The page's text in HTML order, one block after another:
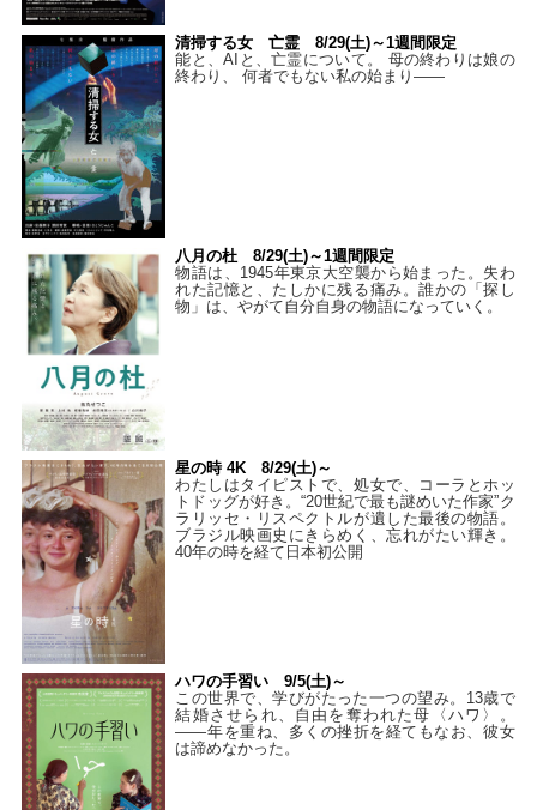
清掃する女 亡霊 8/29(土)～1週間限定
能と、AIと、亡霊について。 母の終わりは娘の
終わり、 何者でもない私の始まり――
八月の杜 8/29(土)～1週間限定
物語は、1945年東京大空襲から始まった。失わ
れた記憶と、たしかに残る痛み。誰かの「探し
物」は、やがて自分自身の物語になっていく。
星の時 4K 8/29(土)～
わたしはタイピストで、処⼥で、コーラとホッ
トドッグが好き。“20世紀で最も謎めいた作家”ク
ラリッセ・リスペクトルが遺した最後の物語。
ブラジル映画史にきらめく、忘れがたい輝き。
40年の時を経て⽇本初公開
ハワの手習い 9/5(土)～
この世界で、学びがたった一つの望み。13歳で
結婚させられ、自由を奪われた母〈ハワ〉。
——年を重ね、多くの挫折を経てもなお、彼女
は諦めなかった。